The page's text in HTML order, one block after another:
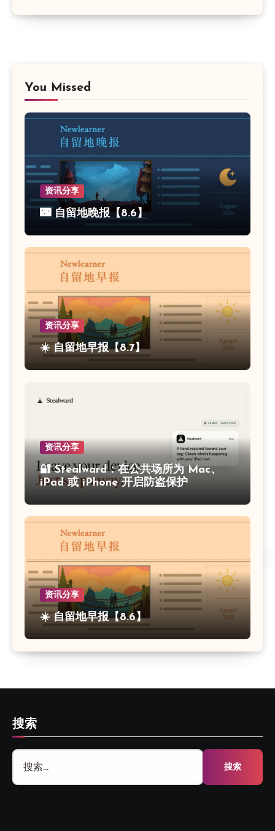
You Missed
资讯分享
🌃 自留地晚报【8.6】
资讯分享
☀️ 自留地早报【8.7】
资讯分享
🔐 Stealward：在公共场所为 Mac、
iPad 或 iPhone 开启防盗保护
资讯分享
☀️ 自留地早报【8.6】
搜索
搜
索：